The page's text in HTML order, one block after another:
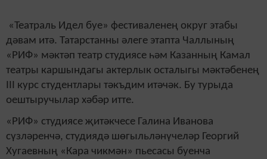
«Театраль Идел буе» фестиваленең округ этабы
дәвам итә. Татарстанны әлеге этапта Чаллының
«РИФ» мәктәп театр студиясе һәм Казанның Камал
театры каршындагы актерлык осталыгы мәктәбенең
III курс студентлары тәкъдим итәчәк. Бу турыда
оештыручылар хәбәр итте.
«РИФ» студиясе җитәкчесе Галина Иванова
сүзләренчә, студиядә шөгыльләнүчеләр Георгий
Хугаевның «Кара чикмән» пьесасы буенча